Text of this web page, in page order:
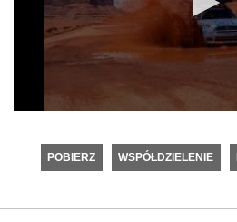
seconds
POBIERZ WSPÓŁDZIELENIE